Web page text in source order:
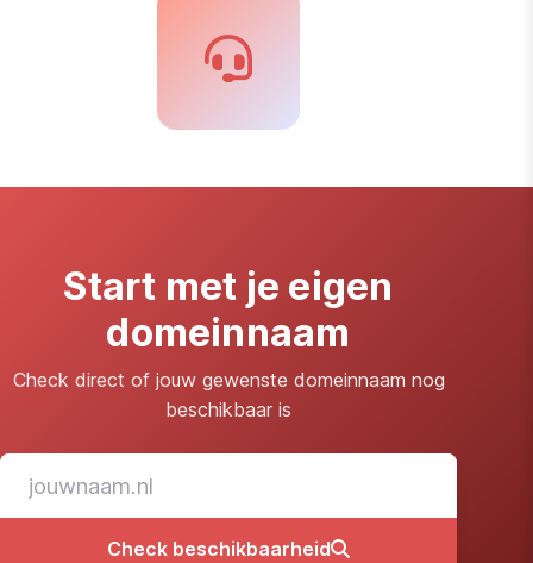
Start met je eigen
domeinnaam
Check direct of jouw gewenste domeinnaam nog
beschikbaar is
Check beschikbaarheid